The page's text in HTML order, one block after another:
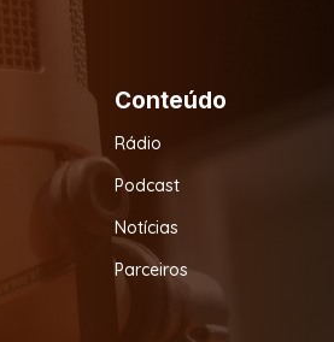
Conteúdo
Rádio
Podcast
Notícias
Parceiros